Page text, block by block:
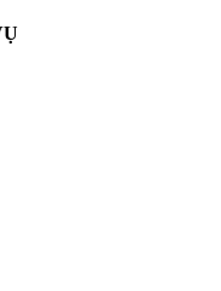
vận TU
TP
TP